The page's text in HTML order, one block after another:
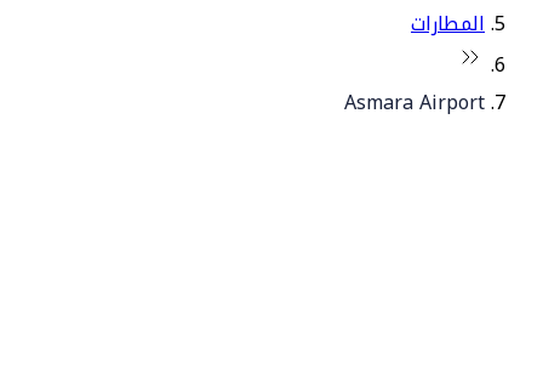
المطارات
Asmara Airport